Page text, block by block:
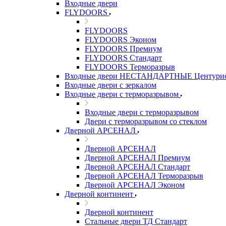
Входные двери
FLYDOORS
FLYDOORS
FLYDOORS Эконом
FLYDOORS Премиум
FLYDOORS Стандарт
FLYDOORS Терморазрыв
Входные двери НЕСТАНДАРТНЫЕ
Входные двери с зеркалом
Входные двери с терморазрывом
Входные двери с терморазрывом
Двери с терморазрывом со стеклом
Дверной АРСЕНАЛ
Дверной АРСЕНАЛ
Дверной АРСЕНАЛ Премиум
Дверной АРСЕНАЛ Стандарт
Дверной АРСЕНАЛ Терморазрыв
Дверной АРСЕНАЛ Эконом
Дверной континент
Дверной континент
Стальные двери ТД Стандарт